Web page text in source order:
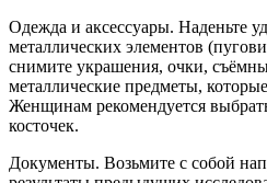
Одежда и аксессуары. Наденьте
металлических элементов
снимите украшения, очки,
металлические предметы, которые
Женщинам рекомендуется
косточек.
Документы. Возьмите с собой